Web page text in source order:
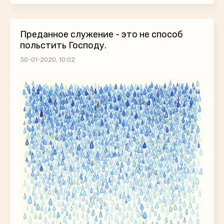
Преданное служение - это не способ
польстить Господу.
30-01-2020, 10:02